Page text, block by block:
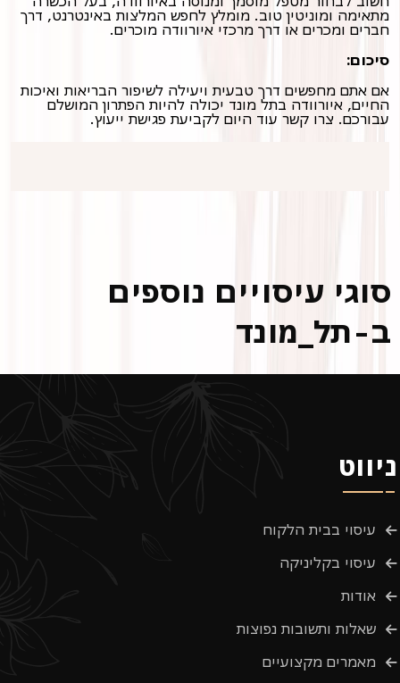
חברים ומכרים או דרך מרכזי איורוודה מוכרים.
סיכום:
עבורכם. צרו קשר עוד היום לקביעת פגישת ייעוץ.
סוגי עיסויים נוספים
ב-תל_מונד
ניווט
עיסוי בבית הלקוח
עיסוי בקליניקה
אודות
שאלות ותשובות נפוצות
מאמרים מקצועיים